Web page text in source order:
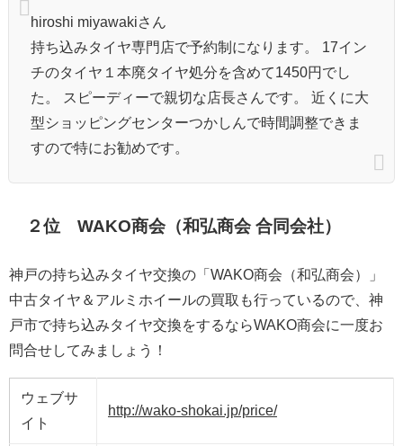
hiroshi miyawakiさん
持ち込みタイヤ専門店で予約制になります。 17イン
チのタイヤ１本廃タイヤ処分を含めて1450円でし
た。 スピーディーで親切な店長さんです。 近くに大
型ショッピングセンターつかしんで時間調整できま
すので特にお勧めです。
２位 WAKO商会（和弘商会 合同会社）
神戸の持ち込みタイヤ交換の「WAKO商会（和弘商会）」
中古タイヤ＆アルミホイールの買取も行っているので、神
戸市で持ち込みタイヤ交換をするならWAKO商会に一度お
問合せしてみましょう！
ウェブサ
イト
http://wako-shokai.jp/price/